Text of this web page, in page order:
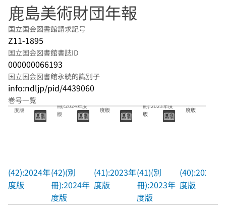
鹿島美術財団年報
国立国会図書館請求記号
Z11-1895
国立国会図書館書誌ID
000000066193
国立国会図書館永続的識別子
info:ndljp/pid/4439060
巻号一覧
(42):2024年
度版
(42):2024年
度版
冊):2024年度
版
(42)(別
冊):2024年
度版
度版
(41):2023年
度版
冊):2023年度
版
(41)(別
冊):2023年
度版
度版
(40):2022年
度版